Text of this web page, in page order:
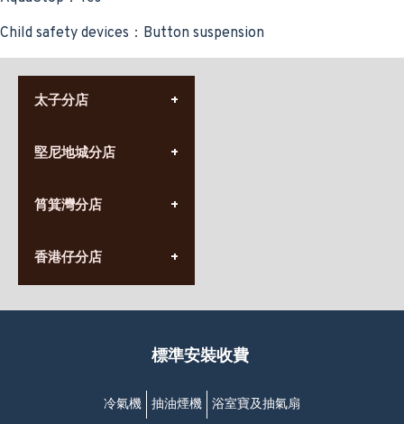
Child safety devices：Button suspension
太子分店
營業時間:
九龍太子太子道西141號
堅尼地城分店
營業時間:
香港堅尼地城卑路乍街
(堅尼地城地鐵站B出口)
筲箕灣分店
營業時間:
(10:00am-20:30pm)
香港仔分店
營業時間:
香港香港仔成都道20-28號
(黃竹坑地鐵站轉4M專線小巴)
標準安裝收費
冷氣機 抽油煙機 浴室寶及抽氣扇